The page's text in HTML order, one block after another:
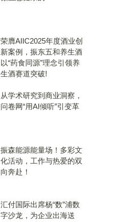
荣膺AIIC2025年度酒业创
新案例，振东五和养生酒
以“药食同源”理念引领养
生酒赛道突破!
从学术研究到商业洞察，
问卷网“用AI倾听”引变革
振森能源能量场！多彩文
化活动，工作与热爱的双
向奔赴！
汇付国际出席杨“数”浦数
字沙龙，为企业出海送